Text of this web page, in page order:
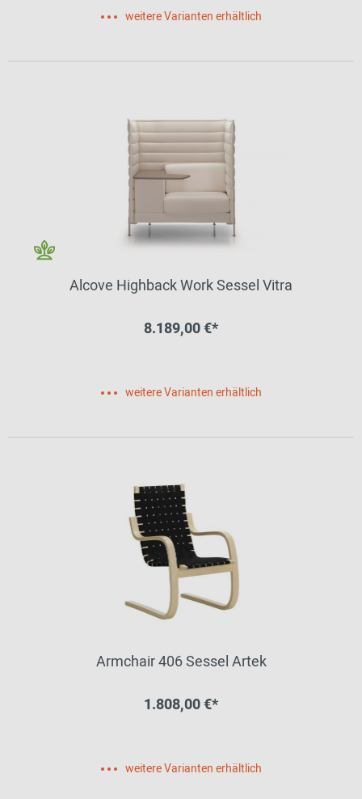
weitere Varianten erhältlich
Alcove Highback Work Sessel Vitra
8.189,00 €*
weitere Varianten erhältlich
Armchair 406 Sessel Artek
1.808,00 €*
weitere Varianten erhältlich